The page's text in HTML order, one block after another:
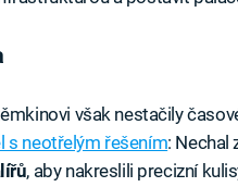
však nestačily
s neotřelým řešením: Nechal
, aby nakreslili precizní